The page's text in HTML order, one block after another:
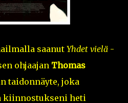
saanutYhdet vielä -
ohjaajan Thomas
taidonnäyte, joka
kiinnostukseni heti